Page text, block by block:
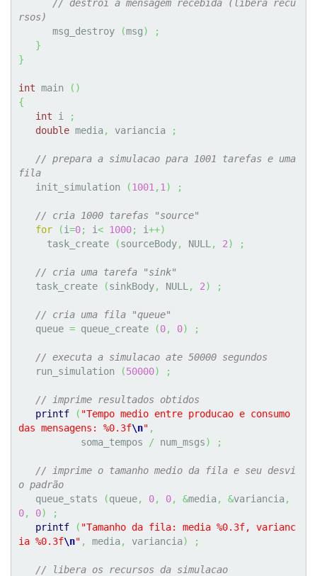
// destroi a mensagem recebida (libera recu
rsos)
      msg_destroy
(msg)
;
}
}
int main ( )
{
int i
;
double media, variancia ;
// prepara a simulacao para 1001 tarefas e uma
fila
   init_simulation
(1001 , 1 ) ;
// cria 1000 tarefas "source"
for
(i=0; i< 1000; i++)
     task_create
(sourceBody, NULL , 2) ;
// cria uma tarefa "sink"
   task_create
(sinkBody, NULL , 2) ;
// cria uma fila "queue"
   queue
= queue_create (0, 0) ;
// executa a simulacao ate 50000 segundos
   run_simulation
(50000) ;
// imprime resultados obtidos
printf
( "Tempo medio entre producao e consumo
das mensagens: %0.3f\n" ,
           soma_tempos
/ num_msgs) ;
// imprime o tamanho medio da fila e seu desvi
o padrão
   queue_stats
(queue, 0, 0, &media, &variancia,
0, 0)
;
printf
( "Tamanho da fila: media %0.3f, varianc
ia %0.3f\n" , media, variancia) ;
// libera os recursos da simulacao